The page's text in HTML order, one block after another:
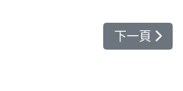
大三圓》包餡湯圓（黃豆、黑
下一篇文章
下一頁